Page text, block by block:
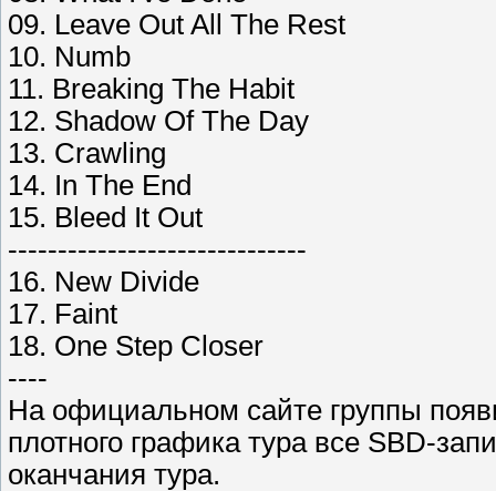
09. Leave Out All The Rest
10. Numb
11. Breaking The Habit
12. Shadow Of The Day
13. Crawling
14. In The End
15. Bleed It Out
------------------------------
16. New Divide
17. Faint
18. One Step Closer
----
На официальном сайте группы
плотного графика тура все SBD-
оканчания тура.